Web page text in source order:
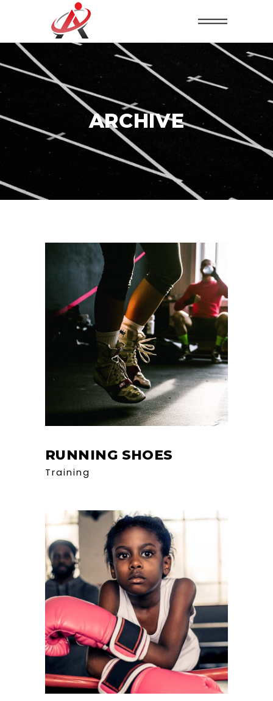
ARCHIVE
RUNNING SHOES
Training